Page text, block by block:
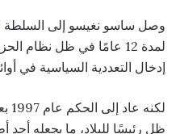
لمدة 12 عامًا في ظل نظام
إدخال التعددية السياسية في
ظل رئيسًا للبلاد، ما يجعله